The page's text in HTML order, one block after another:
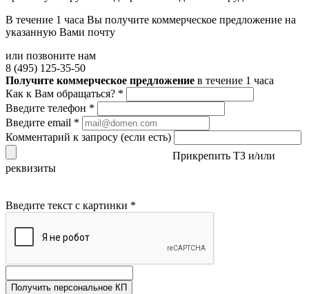
В течение 1 часа Вы получите коммерческое предложение на
указанную Вами почту
или позвоните нам
8 (495) 125-35-50
Получите коммерческое предложение в течение 1 часа
Как к Вам обращаться? *
Введите телефон *
Введите email *
Комментарий к запросу (если есть)
Прикрепить ТЗ и/или
реквизиты
Введите текст с картинки *
Получить персональное КП